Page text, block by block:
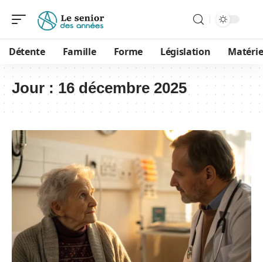
Détente Famille Forme Législation
Jour :16 décembre 2025